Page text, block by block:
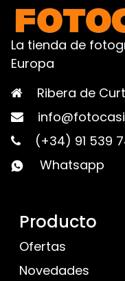
La tienda de
Europa
Ribera de
(+34) 91 539
Whatsapp
Producto
Ofertas
Novedades